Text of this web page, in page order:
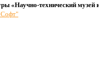
«Научно-технический музей
Софт"